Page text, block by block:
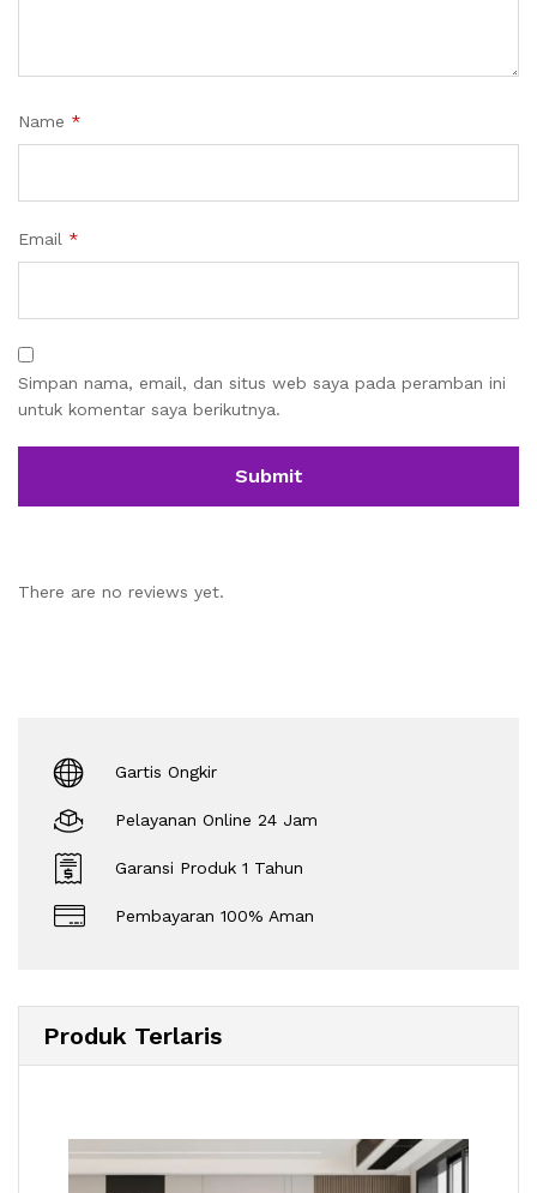
Name *
Email *
Simpan nama, email, dan situs web saya pada peramban ini
untuk komentar saya berikutnya.
There are no reviews yet.
Gartis Ongkir
Pelayanan Online 24 Jam
Garansi Produk 1 Tahun
Pembayaran 100% Aman
Produk Terlaris